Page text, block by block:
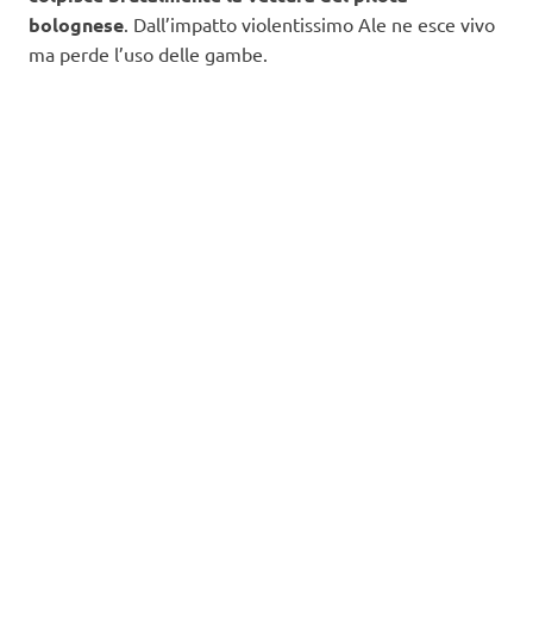
bolognese . Dall’impatto violentissimo Ale ne esce vivo
ma perde l’uso delle gambe.